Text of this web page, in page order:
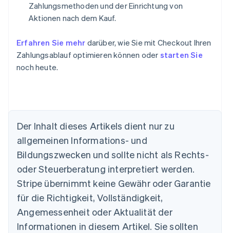
Zahlungsmethoden und der Einrichtung von
Aktionen nach dem Kauf.
Erfahren Sie mehr darüber, wie Sie mit Checkout Ihren
Zahlungsablauf optimieren können oder starten Sie
noch heute.
Der Inhalt dieses Artikels dient nur zu
allgemeinen Informations- und
Bildungszwecken und sollte nicht als Rechts-
oder Steuerberatung interpretiert werden.
Stripe übernimmt keine Gewähr oder Garantie
für die Richtigkeit, Vollständigkeit,
Angemessenheit oder Aktualität der
Informationen in diesem Artikel. Sie sollten
Australien
English
Nederlands FrançaisDeutschEnglish
Brasilien
English
Bulgarien
English